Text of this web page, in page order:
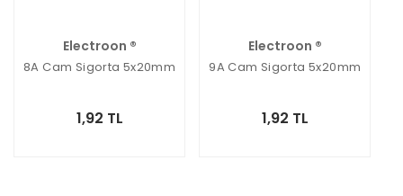
Electroon ®
8A Cam Sigorta 5x20mm
1,92 TL
Electroon ®
9A Cam Sigorta 5x20mm
1,92 TL